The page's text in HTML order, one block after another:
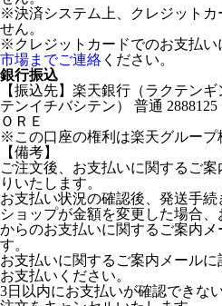
※決済システム上、クレジットカ
せん。
※クレジットカードでのお支払い
市場までご連絡 ください。
銀行振込
【振込先】楽天銀行（ラクテン
テンイチバシテン） 普通
ＯＲＥ
※この口座の権利は楽天グループ
【備考】
ご注文後、お支払いに関するご
りいたします。
お支払い状況の確認後、発送手続
ショップが金額を変更した場合
からのお支払いに関するご案内
す。
お支払いに関するご案内メールに
お支払いください。
3日以内にお支払いが確認できな